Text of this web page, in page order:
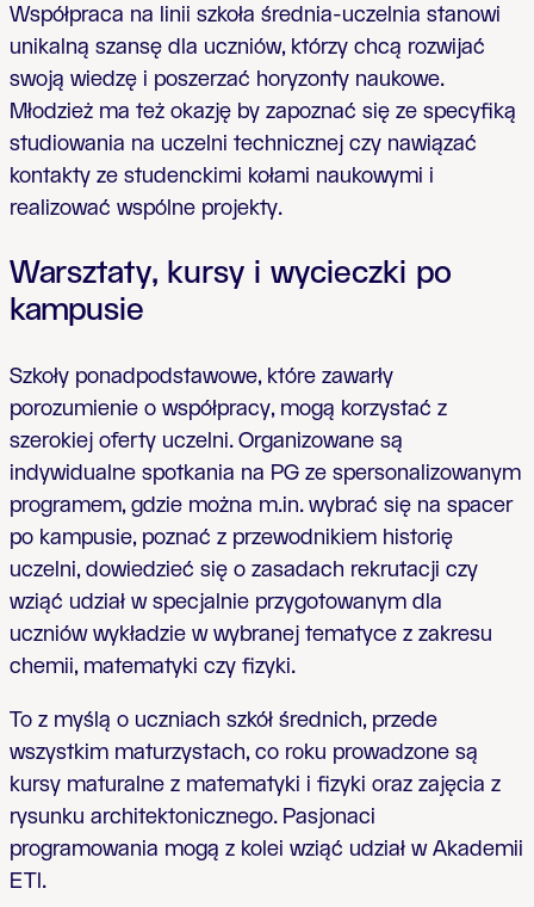
Współpraca na linii szkoła średnia-uczelnia stanowi
unikalną szansę dla uczniów, którzy chcą rozwijać
swoją wiedzę i poszerzać horyzonty naukowe.
Młodzież ma też okazję by zapoznać się ze specyfiką
studiowania na uczelni technicznej czy nawiązać
kontakty ze studenckimi kołami naukowymi i
realizować wspólne projekty.
Warsztaty, kursy i wycieczki po
kampusie
Szkoły ponadpodstawowe, które zawarły
porozumienie o współpracy, mogą korzystać z
szerokiej oferty uczelni. Organizowane są
indywidualne spotkania na PG ze spersonalizowanym
programem, gdzie można m.in. wybrać się na spacer
po kampusie, poznać z przewodnikiem historię
uczelni, dowiedzieć się o zasadach rekrutacji czy
wziąć udział w specjalnie przygotowanym dla
uczniów wykładzie w wybranej tematyce z zakresu
chemii, matematyki czy fizyki.
To z myślą o uczniach szkół średnich, przede
wszystkim maturzystach, co roku prowadzone są
kursy maturalne z matematyki i fizyki oraz zajęcia z
rysunku architektonicznego. Pasjonaci
programowania mogą z kolei wziąć udział w Akademii
ETI.